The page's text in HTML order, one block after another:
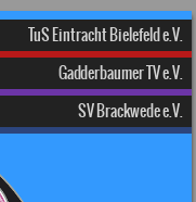
TuS Eintracht Bielefeld e.V.
Gadderbaumer TV e.V.
SV Brackwede e.V.